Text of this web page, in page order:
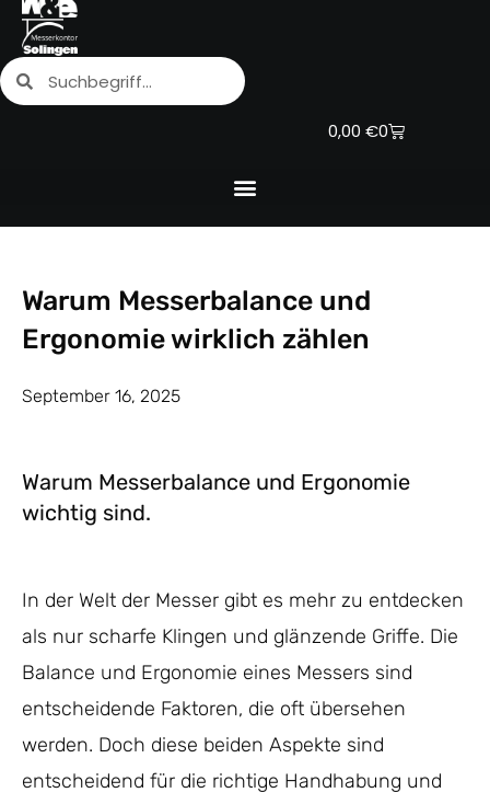
Zum
Inhalt
springen
SucheSuche
0,00 €0
Warenkorb
Warum Messerbalance und
Ergonomie wirklich zählen
September 16, 2025
Warum Messerbalance und Ergonomie
wichtig sind.
In der Welt der Messer gibt es mehr zu entdecken
als nur scharfe Klingen und glänzende Griffe. Die
Balance und Ergonomie eines Messers sind
entscheidende Faktoren, die oft übersehen
werden. Doch diese beiden Aspekte sind
entscheidend für die richtige Handhabung und